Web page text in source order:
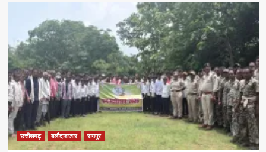
छत्तीसगढ़ बलौदाबाजार रायपुर